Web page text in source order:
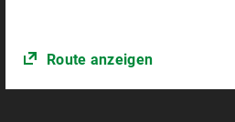
Route anzeigen